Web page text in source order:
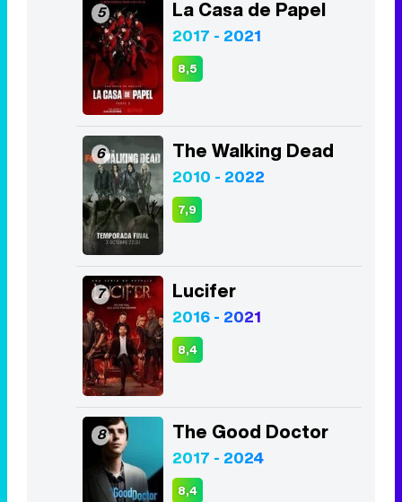
5 La Casa de Papel
2017 - 2021
8,5
6 The Walking Dead
2010 - 2022
7,9
7 Lucifer
2016 - 2021
8,4
8 The Good Doctor
2017 - 2024
8,4